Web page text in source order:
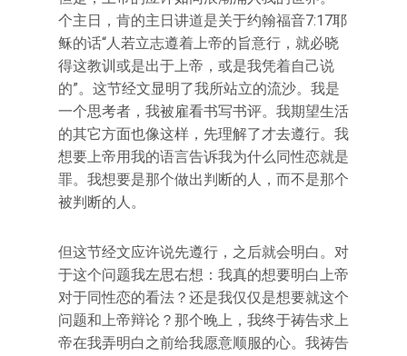
个主日，肯的主日讲道是关于约翰福音7:17耶
稣的话“人若立志遵着上帝的旨意行，就必晓
得这教训或是出于上帝，或是我凭着自己说
的”。这节经文显明了我所站立的流沙。我是
一个思考者，我被雇看书写书评。我期望生活
的其它方面也像这样，先理解了才去遵行。我
想要上帝用我的语言告诉我为什么同性恋就是
罪。我想要是那个做出判断的人，而不是那个
被判断的人。
但这节经文应许说先遵行，之后就会明白。对
于这个问题我左思右想：我真的想要明白上帝
对于同性恋的看法？还是我仅仅是想要就这个
问题和上帝辩论？那个晚上，我终于祷告求上
帝在我弄明白之前给我愿意顺服的心。我祷告